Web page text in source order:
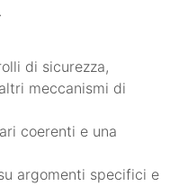
di sicurezza,
meccanismi di
coerenti e una
argomenti specifici e